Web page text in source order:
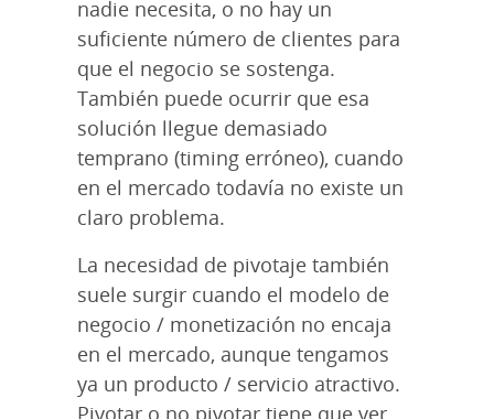
nadie necesita, o no hay un
suficiente número de clientes para
que el negocio se sostenga.
También puede ocurrir que esa
solución llegue demasiado
temprano (timing erróneo), cuando
en el mercado todavía no existe un
claro problema.
La necesidad de pivotaje también
suele surgir cuando el modelo de
negocio / monetización no encaja
en el mercado, aunque tengamos
ya un producto / servicio atractivo.